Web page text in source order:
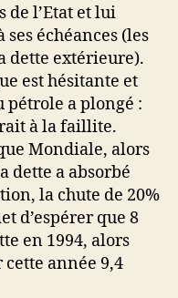
de l’Etat et lui
échéances (les
dette extérieure).
est hésitante et
pétrole a plongé :
à la faillite.
Mondiale, alors
dette a absorbé
la chute de 20%
d’espérer que 8
en 1994, alors
année 9,4